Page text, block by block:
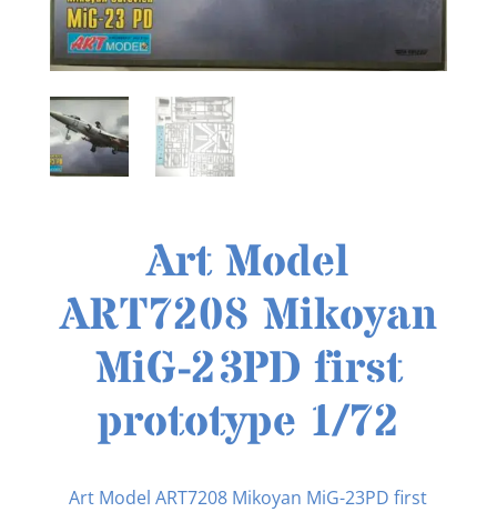
Art Model
ART7208 Mikoyan
MiG-23PD first
prototype 1/72
Art Model ART7208 Mikoyan MiG-23PD first